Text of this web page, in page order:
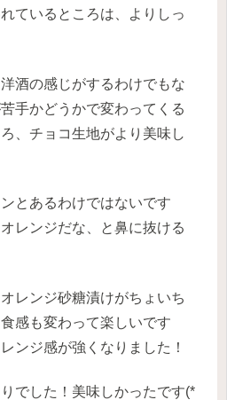
ているところは、よりしっ
酒の感じがするわけでもな
手かどうかで変わってくる
、チョコ生地がより美味し
とあるわけではないです
レンジだな、と鼻に抜ける
レンジ砂糖漬けがちょいち
感も変わって楽しいです
ンジ感が強くなりました！
でした！美味しかったです(*